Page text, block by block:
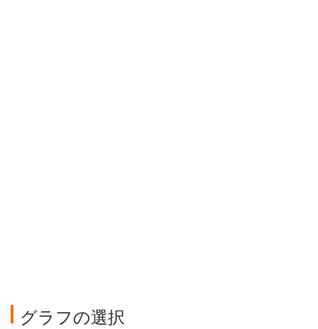
グラフの選択